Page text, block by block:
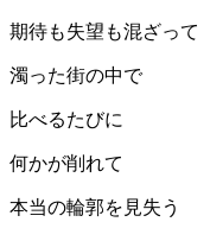
期待も失望も混ざって
濁った街の中で
比べるたびに
何かが削れて
本当の輪郭を見失う